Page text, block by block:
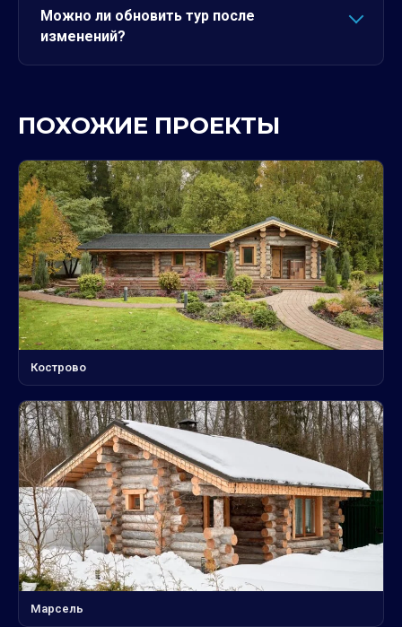
Можно ли обновить тур после
изменений?
ПОХОЖИЕ ПРОЕКТЫ
Кострово
Марсель